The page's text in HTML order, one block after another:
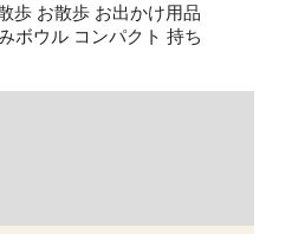
歩 お散歩 お出かけ用品
ボウル コンパクト 持ち